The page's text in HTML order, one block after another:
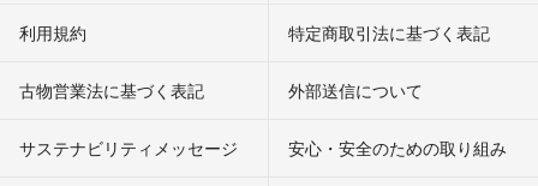
利用規約 特定商取引法に基づく表記
古物営業法に基づく表記 外部送信について
サステナビリティメッセージ 安心・安全のための取り組み